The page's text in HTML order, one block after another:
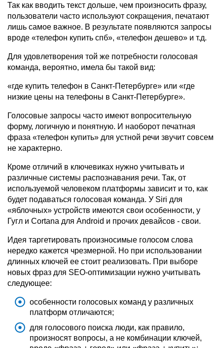
Так как вводить текст дольше, чем произносить фразу,
пользователи часто используют сокращения, печатают
лишь самое важное. В результате появляются запросы
вроде «телефон купить спб», «телефон дешево» и т.д.
Для удовлетворения той же потребности голосовая
команда, вероятно, имела бы такой вид:
«где купить телефон в Санкт-Петербурге» или «где
низкие цены на телефоны в Санкт-Петербурге».
Голосовые запросы часто имеют вопросительную
форму, логичную и понятную. И наоборот печатная
фраза «телефон купить» для устной речи звучит совсем
не характерно.
Кроме отличий в ключевиках нужно учитывать и
различные системы распознавания речи. Так, от
используемой человеком платформы зависит и то, как
будет подаваться голосовая команда. У Siri для
«яблочных» устройств имеются свои особенности, у
Гугл и Cortana для Android и прочих девайсов - свои.
Идея таргетировать произносимые голосом слова
нередко кажется чрезмерной. Но при использовании
длинных ключей ее стоит реализовать. При выборе
новых фраз для SEO-оптимизации нужно учитывать
следующее:
особенности голосовых команд у различных
платформ отличаются;
для голосового поиска люди, как правило,
произносят вопросы, а не комбинации ключей,